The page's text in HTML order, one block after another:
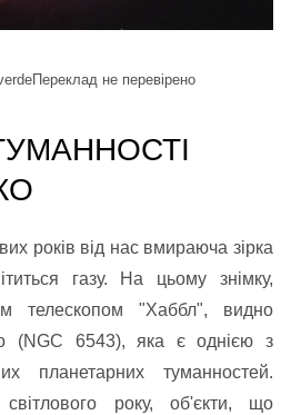
Переклад не перевірено
років від нас вмираюча зірка
газу. На цьому знімку,
телескопом "Хаббл", видно
(NGC 6543), яка є однією з
планетарних туманностей.
року, об'єкти, що